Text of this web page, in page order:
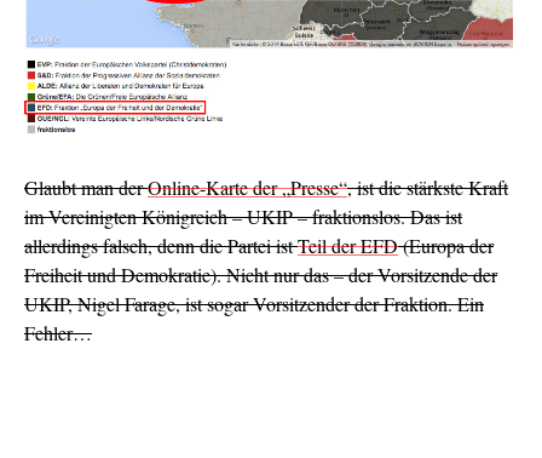
Glaubt man derOnline-Karte der „Presse“, ist die stärkste Kraft
im Vereinigten Königreich – UKIP – fraktionslos. Das ist
allerdings falsch, denn die Partei istTeil der EFD(Europa der
Freiheit und Demokratie). Nicht nur das – der Vorsitzende der
UKIP, Nigel Farage, ist sogar Vorsitzender der Fraktion. Ein
Fehler…